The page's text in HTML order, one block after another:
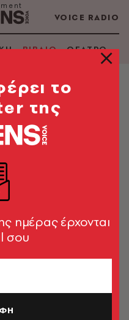
VOICE RADIO
ΒΙΒΛΙΟ ΘΕΑΤΡΟ -
το
της
ημέρας έρχονται
σου